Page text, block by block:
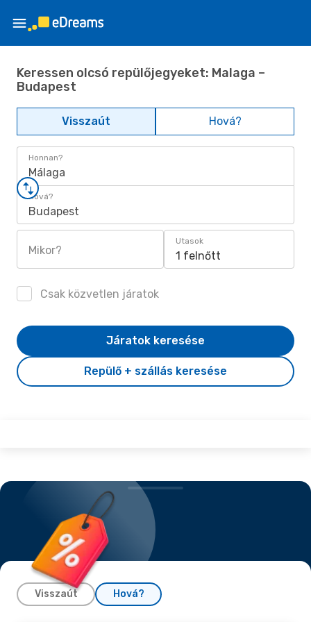
Keressen olcsó repülőjegyeket: Malaga –
Budapest
Visszaút Hová?
Honnan?
Málaga
Hová?
Budapest
Mikor?
Utasok
1 felnőtt
Csak közvetlen járatok
Repülő + szállás keresése
Járatok keresése
Visszaút Hová?